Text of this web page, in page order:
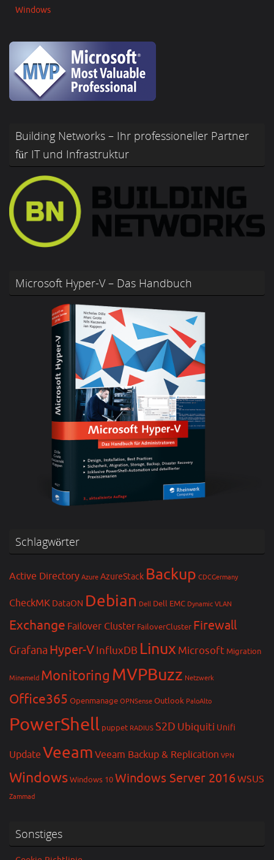
Windows
Building Networks – Ihr professioneller Partner
für IT und Infrastruktur
Microsoft Hyper-V – Das Handbuch
Schlagwörter
Active Directory Azure AzureStack Backup CDCGermany
CheckMK DataON Debian Dell Dell EMC Dynamic VLAN
Exchange Failover Cluster FailoverCluster Firewall
Grafana Hyper-VInfluxDB Linux Microsoft Migration
Minemeld Monitoring MVPBuzz Netzwerk
Office365 Openmanage OPNSense Outlook PaloAlto
PowerShell puppet RADIUS S2D Ubiquiti Unifi
Update Veeam Veeam Backup & Replication VPN
WindowsWindows 10Windows Server 2016WSUS
Zammad
Sonstiges